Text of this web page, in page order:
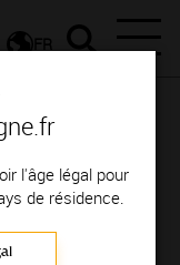
l'âge légal pour
de résidence.
FR
passionnés